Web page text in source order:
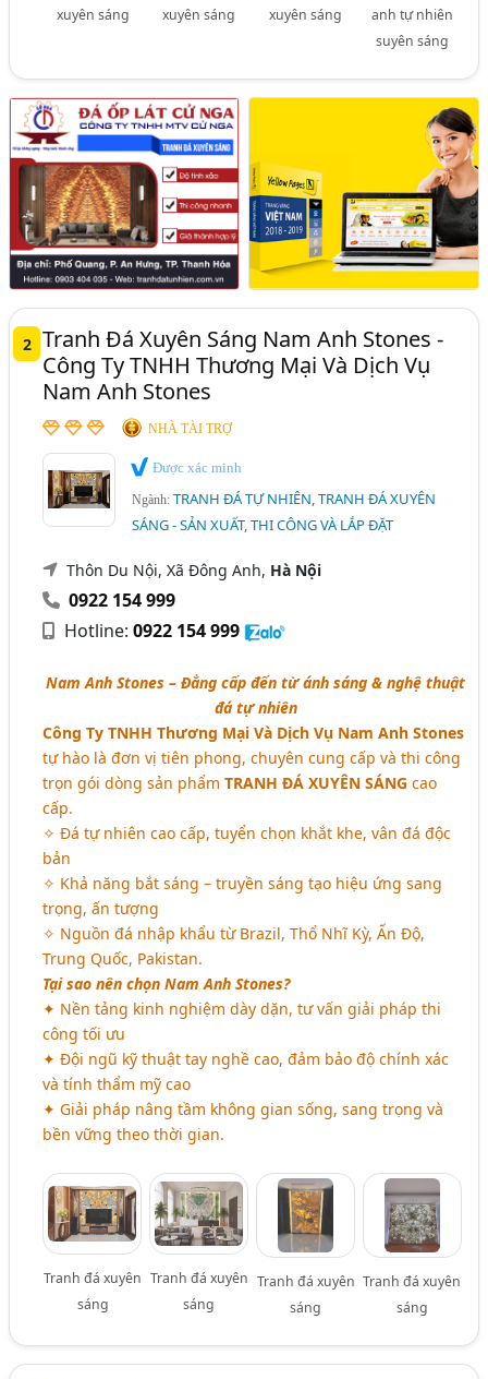
xuyên sáng
xuyên sáng
xuyên sáng
anh tự nhiên
suyên sáng
2 Tranh Đá Xuyên Sáng Nam Anh Stones -
Công Ty TNHH Thương Mại Và Dịch Vụ
Nam Anh Stones
NHÀ TÀI TRỢ
Được xác minh
Ngành:TRANH ĐÁ TỰ NHIÊN, TRANH ĐÁ XUYÊN
SÁNG - SẢN XUẤT, THI CÔNG VÀ LẮP ĐẶT
Thôn Du Nội, Xã Đông Anh, Hà Nội
0922 154 999
Hotline:0922 154 999
Nam Anh Stones – Đẳng cấp đến từ ánh sáng & nghệ thuật
đá tự nhiên
Công Ty TNHH Thương Mại Và Dịch Vụ Nam Anh Stones
tự hào là đơn vị tiên phong, chuyên cung cấp và thi công
trọn gói dòng sản phẩmTRANH ĐÁ XUYÊN SÁNG cao
cấp.
✧ Đá tự nhiên cao cấp, tuyển chọn khắt khe, vân đá độc
bản
✧ Khả năng bắt sáng – truyền sáng tạo hiệu ứng sang
trọng, ấn tượng
✧ Nguồn đá nhập khẩu từ Brazil, Thổ Nhĩ Kỳ, Ấn Độ,
Trung Quốc, Pakistan.
Tại sao nên chọn Nam Anh Stones?
✦ Nền tảng kinh nghiệm dày dặn, tư vấn giải pháp thi
công tối ưu
✦ Đội ngũ kỹ thuật tay nghề cao, đảm bảo độ chính xác
và tính thẩm mỹ cao
✦ Giải pháp nâng tầm không gian sống, sang trọng và
bền vững theo thời gian.
Tranh đá xuyên
sáng
Tranh đá xuyên
sáng
Tranh đá xuyên
sáng
Tranh đá xuyên
sáng